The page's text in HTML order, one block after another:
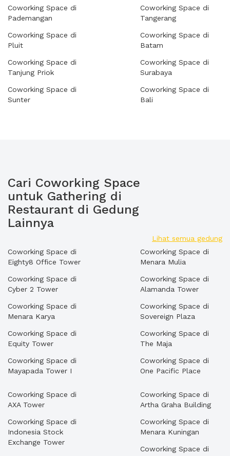
Coworking Space di
Pademangan
Coworking Space di
Pluit
Coworking Space di
Tanjung Priok
Coworking Space di
Sunter
Coworking Space di
Tangerang
Coworking Space di
Batam
Coworking Space di
Surabaya
Coworking Space di
Bali
Cari Coworking Space
untuk Gathering di
Restaurant di Gedung
Lainnya
Lihat semua gedung
Coworking Space di
Eighty8 Office Tower
Coworking Space di
Cyber 2 Tower
Coworking Space di
Menara Karya
Coworking Space di
Equity Tower
Coworking Space di
Mayapada Tower I
Coworking Space di
Menara Mulia
Coworking Space di
Alamanda Tower
Coworking Space di
Sovereign Plaza
Coworking Space di
The Maja
Coworking Space di
One Pacific Place
Coworking Space di
AXA Tower
Coworking Space di
Indonesia Stock
Exchange Tower
Coworking Space di
Artha Graha Building
Coworking Space di
Menara Kuningan
Coworking Space di